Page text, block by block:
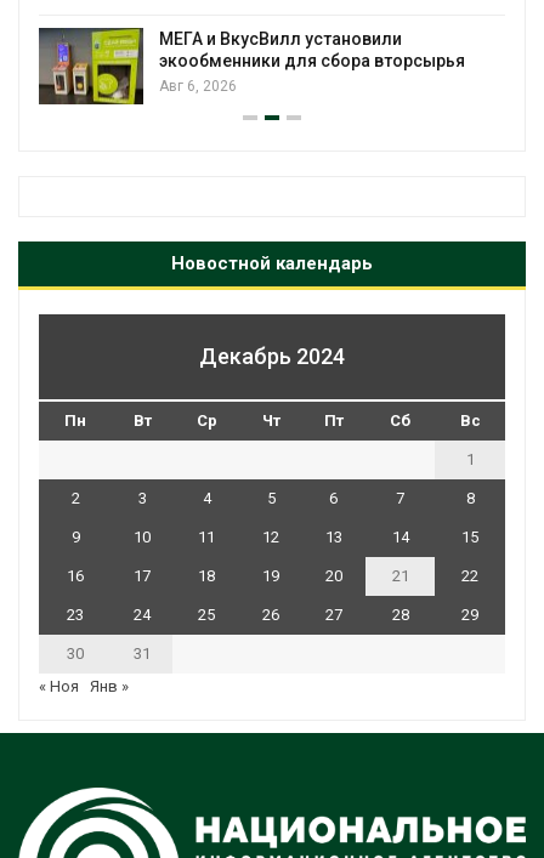
МЕГА и ВкусВилл установили
экообменники для сбора вторсырья
Авг 6, 2026
Новостной календарь
Декабрь 2024
Пн Вт Ср Чт Пт Сб Вс
1
2 3 4 5 6 7 8
9 10 11 12 13 14 15
16 17 18 19 20 21 22
23 24 25 26 27 28 29
30
31
« Ноя
Янв »